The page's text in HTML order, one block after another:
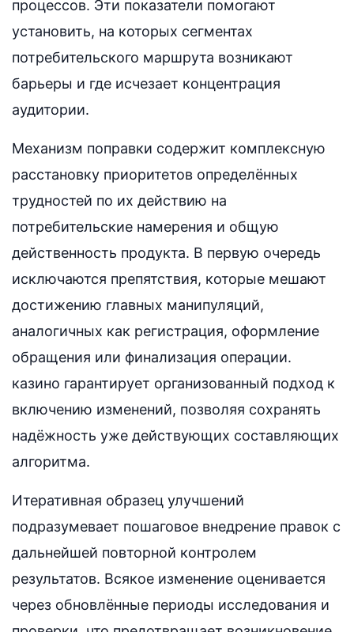
процессов. Эти показатели помогают
установить, на которых сегментах
потребительского маршрута возникают
барьеры и где исчезает концентрация
аудитории.
Механизм поправки содержит комплексную
расстановку приоритетов определённых
трудностей по их действию на
потребительские намерения и общую
действенность продукта. В первую очередь
исключаются препятствия, которые мешают
достижению главных манипуляций,
аналогичных как регистрация, оформление
обращения или финализация операции.
казино гарантирует организованный подход к
включению изменений, позволяя сохранять
надёжность уже действующих составляющих
алгоритма.
Итеративная образец улучшений
подразумевает пошаговое внедрение правок с
дальнейшей повторной контролем
результатов. Всякое изменение оценивается
через обновлённые периоды исследования и